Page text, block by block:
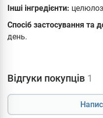
Інші інгредієнти:
Спосіб застосування та
день.
Відгуки покупців 1